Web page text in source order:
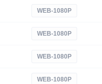
WEB-1080P
WEB-1080P
WEB-1080P
WEB-1080P